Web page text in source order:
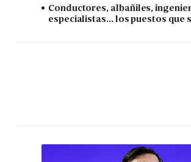
Conductores, albañiles,
especialistas... los puestos que